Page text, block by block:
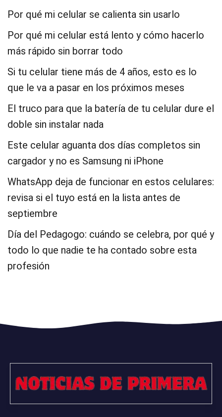
Por qué mi celular se calienta sin usarlo
Por qué mi celular está lento y cómo hacerlo
más rápido sin borrar todo
Si tu celular tiene más de 4 años, esto es lo
que le va a pasar en los próximos meses
El truco para que la batería de tu celular dure el
doble sin instalar nada
Este celular aguanta dos días completos sin
cargador y no es Samsung ni iPhone
WhatsApp deja de funcionar en estos celulares:
revisa si el tuyo está en la lista antes de
septiembre
Día del Pedagogo: cuándo se celebra, por qué y
todo lo que nadie te ha contado sobre esta
profesión